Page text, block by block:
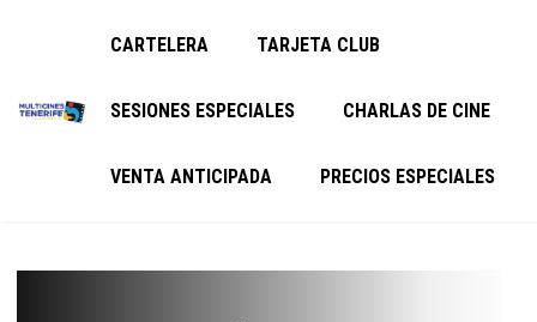
CARTELERA TARJETA CLUB
SESIONES ESPECIALES CHARLAS DE CINE
VENTA ANTICIPADA PRECIOS ESPECIALES